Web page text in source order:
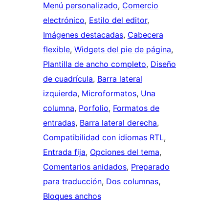
Menú personalizado, Comercio
electrónico, Estilo del editor
Imágenes destacadas, Cabecera
flexible, Widgets del pie de página
Plantilla de ancho completo, Diseño
de cuadrícula, Barra lateral
izquierda, Microformatos, Una
columna, Porfolio, Formatos de
entradas, Barra lateral derecha
Compatibilidad con idiomas RTL
Entrada fija, Opciones del tema
Comentarios anidados, Preparado
para traducción, Dos columnas
Bloques anchos